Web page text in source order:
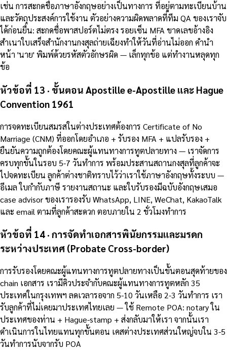
เช่น การสะกดชื่อภาษาอังกฤษอย่างเป็นทางการ ที่อยู่ตามทะเบียนบ้าน
และวัตถุประสงค์การใช้งาน ตัวอย่างความผิดพลาดที่ทีม QA ของเราจับ
ได้ก่อนยื่น: สะกดชื่อพาสปอร์ตไม่ตรง รอยเซ็น MFA ขาดเลขอ้างอิง
สำเนาใบเสร็จสำนักงานกงสุลถ่ายเฉียงทำให้วันที่อ่านไม่ออก คำนำ
หน้า 'นาย' พิมพ์ด้วยรหัสตัวอักษรผิด — เล็กทุกข้อ แต่ทำงานหลุดทุก
ข้อ
หัวข้อที่ 13 · ขั้นตอน Apostille e-Apostille และ Hague
Convention 1961
การจดทะเบียนสมรสในต่างประเทศต้องการ Certificate of No
Marriage (CNM) ที่ออกโดยอำเภอ + รับรอง MFA + แปลรับรอง +
ยืนยันความถูกต้องโดยคณะผู้แทนทางการทูตปลายทาง — เราจัดการ
ครบทุกขั้นในรอบ 5-7 วันทำการ พร้อมประสานสถานกงสุลที่ลูกค้าจะ
ไปจดทะเบียน ลูกค้าต่างชาติทราบไว้ว่าเราใช้ภาษาอังกฤษทั้งระบบ —
อีเมล ใบกำกับภาษี รายงานสถานะ และใบรับรองมีฉบับอังกฤษเสมอ
case advisor ของเรารองรับ WhatsApp, LINE, WeChat, KakaoTalk
และ email ตามที่ลูกค้าสะดวก ตอบภายใน 2 ชั่วโมงทำการ
หัวข้อที่ 14 · การจัดทำเอกสารพินัยกรรมและมรดก
ระหว่างประเทศ (Probate Cross-border)
การรับรองโดยคณะผู้แทนทางการทูตปลายทางเป็นขั้นตอนสุดท้ายของ
chain เอกสาร เรามีคิวประจำกับคณะผู้แทนทางการทูตหลัก 35
ประเทศในกรุงเทพฯ ลดเวลารอจาก 5-10 วันเหลือ 2-3 วันทำการ เรา
รับลูกค้าที่ไม่เคยมาประเทศไทยเลย — ใช้ Remote POA: notary ใน
ประเทศของท่าน + Hague-stamp + ส่งกลับมาให้เรา จากนั้นเรา
ดำเนินการในไทยแทนทุกขั้นตอน เคสต่างประเทศส่วนใหญ่จบใน 3-5
วันทำการนับจากรับ POA